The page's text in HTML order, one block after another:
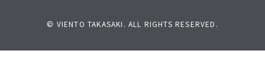
© VIENTO TAKASAKI. ALL RIGHTS RESERVED.